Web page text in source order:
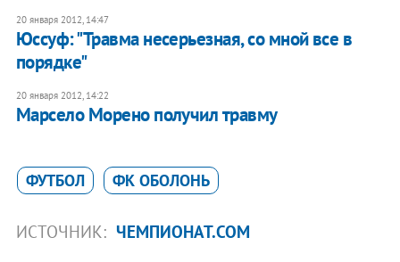
20 января 2012, 14:47
Юссуф: "Травма несерьезная, со мной все в
порядке"
20 января 2012, 14:22
Марсело Морено получил травму
ФУТБОЛ ФК ОБОЛОНЬ
ИСТОЧНИК: ЧЕМПИОНАТ.COM